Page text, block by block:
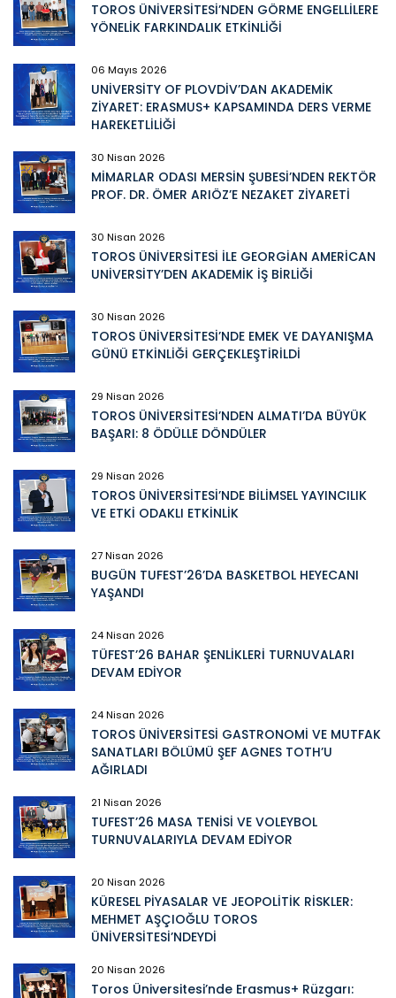
TOROS ÜNİVERSİTESİ’NDEN GÖRME ENGELLİLERE
YÖNELİK FARKINDALIK ETKİNLİĞİ
06 Mayıs 2026
UNİVERSİTY OF PLOVDİV’DAN AKADEMİK
ZİYARET: ERASMUS+ KAPSAMINDA DERS VERME
HAREKETLİLİĞİ
30 Nisan 2026
MİMARLAR ODASI MERSİN ŞUBESİ’NDEN REKTÖR
PROF. DR. ÖMER ARIÖZ’E NEZAKET ZİYARETİ
30 Nisan 2026
TOROS ÜNİVERSİTESİ İLE GEORGİAN AMERİCAN
UNİVERSİTY’DEN AKADEMİK İŞ BİRLİĞİ
30 Nisan 2026
TOROS ÜNİVERSİTESİ’NDE EMEK VE DAYANIŞMA
GÜNÜ ETKİNLİĞİ GERÇEKLEŞTİRİLDİ
29 Nisan 2026
TOROS ÜNİVERSİTESİ’NDEN ALMATI’DA BÜYÜK
BAŞARI: 8 ÖDÜLLE DÖNDÜLER
29 Nisan 2026
TOROS ÜNİVERSİTESİ’NDE BİLİMSEL YAYINCILIK
VE ETKİ ODAKLI ETKİNLİK
27 Nisan 2026
BUGÜN TUFEST’26’DA BASKETBOL HEYECANI
YAŞANDI
24 Nisan 2026
TÜFEST’26 BAHAR ŞENLİKLERİ TURNUVALARI
DEVAM EDİYOR
24 Nisan 2026
TOROS ÜNİVERSİTESİ GASTRONOMİ VE MUTFAK
SANATLARI BÖLÜMÜ ŞEF AGNES TOTH’U
AĞIRLADI
21 Nisan 2026
TUFEST’26 MASA TENİSİ VE VOLEYBOL
TURNUVALARIYLA DEVAM EDİYOR
20 Nisan 2026
KÜRESEL PİYASALAR VE JEOPOLİTİK RİSKLER:
MEHMET AŞÇIOĞLU TOROS
ÜNİVERSİTESİ’NDEYDİ
20 Nisan 2026
Toros Üniversitesi’nde Erasmus+ Rüzgarı: